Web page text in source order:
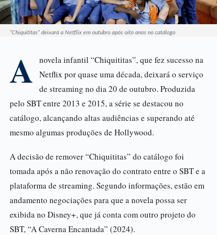
“Chiquititas” deixará a Netflix em outubro após oito anos no catálogo
A
novela infantil “Chiquititas”, que fez sucesso na
Netflix por quase uma década, deixará o serviço
de streaming no dia 20 de outubro. Produzida
pelo SBT entre 2013 e 2015, a série se destacou no
catálogo, alcançando altas audiências e superando até
mesmo algumas produções de Hollywood.
A decisão de remover “Chiquititas” do catálogo foi
tomada após a não renovação do contrato entre o SBT e a
plataforma de streaming. Segundo informações, estão em
andamento negociações para que a novela possa ser
exibida no Disney+, que já conta com outro projeto do
SBT, “A Caverna Encantada” (2024).